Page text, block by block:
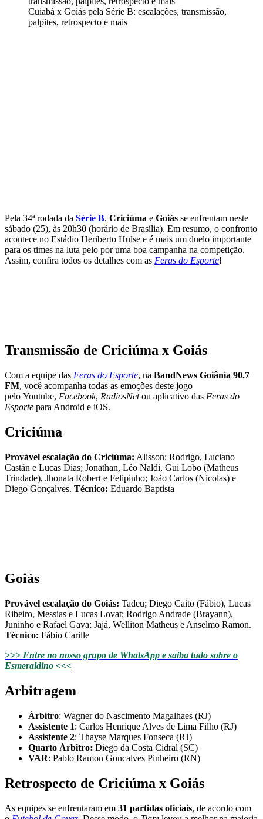
Cuiabá x Goiás pela Série B: escalações, transmissão,
palpites, retrospecto e mais
Pela 34ª rodada da Série B, Criciúma e Goiás se enfrentam neste
sábado (25), às 20h30 (horário de Brasília). Em resumo, o confronto
acontece no Estádio Heriberto Hülse e é mais um duelo importante
para os times na luta pelo por uma boa campanha na competição.
Assim, confira todos os detalhes com as Feras do Esporte!
Transmissão de Criciúma x Goiás
Com a equipe das Feras do Esporte, na BandNews Goiânia 90.7
FM, você acompanha todas as emoções deste jogo
pelo Youtube, Facebook, RadiosNetou aplicativo das Feras do
Esporte para Android e iOS.
Criciúma
Provável escalação do Criciúma: Alisson; Rodrigo, Luciano
Castán e Lucas Dias; Jonathan, Léo Naldi, Gui Lobo (Matheus
Trindade), Jhonata Robert e Felipinho; João Carlos (Nicolas) e
Diego Gonçalves. Técnico: Eduardo Baptista
Goiás
Provável escalação do Goiás: Tadeu; Diego Caito (Fábio), Lucas
Ribeiro, Messias e Lucas Lovat; Rodrigo Andrade (Brayann),
Juninho e Rafael Gava; Jajá, Welliton Matheus e Anselmo Ramon.
Técnico: Fábio Carille
>>> Entre no nosso grupo de WhatsApp e saiba tudo sobre o
Esmeraldino <<<
Arbitragem
Árbitro: Wagner do Nascimento Magalhaes (RJ)
Assistente 1: Carlos Henrique Alves de Lima Filho (RJ)
Assistente 2: Thayse Marques Fonseca (RJ)
Quarto Árbitro: Diego da Costa Cidral (SC)
VAR: Pablo Ramon Goncalves Pinheiro (RN)
Retrospecto de Criciúma x Goiás
As equipes se enfrentaram em 31 partidas oficiais, de acordo com